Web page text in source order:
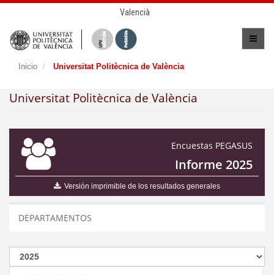
Valencià
Inicio Universitat Politècnica de València
Universitat Politècnica de València
Encuestas PEGASUS
Informe 2025
Versión imprimible de los resultados generales
DEPARTAMENTOS